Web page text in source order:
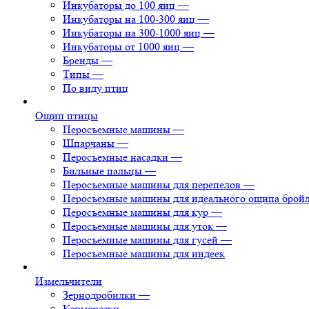
Инкубаторы до 100 яиц —
Инкубаторы на 100-300 яиц —
Инкубаторы на 300-1000 яиц —
Инкубаторы от 1000 яиц —
Бренды —
Типы —
По виду птиц
Ощип птицы
Перосъемные машины —
Шпарчаны —
Перосъемные насадки —
Бильные пальцы —
Перосъемные машины для перепелов —
Перосъемные машины для идеального ощипа
Перосъемные машины для кур —
Перосъемные машины для уток —
Перосъемные машины для гусей —
Перосъемные машины для индеек
Измельчители
Зернодробилки —